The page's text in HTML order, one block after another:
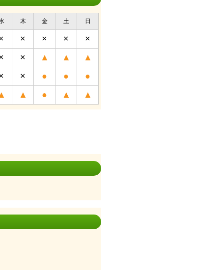
木 金 土 日
× × × ×
× ▲ ▲ ▲
× ● ● ●
▲ ● ▲ ▲